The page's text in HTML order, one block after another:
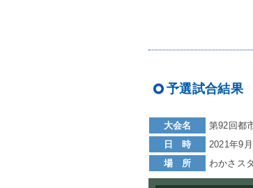
予選試合結果
大会名
第92回都
日 時
2021年9月
場 所
わかさス